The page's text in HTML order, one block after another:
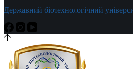
Державний біотехнологічний